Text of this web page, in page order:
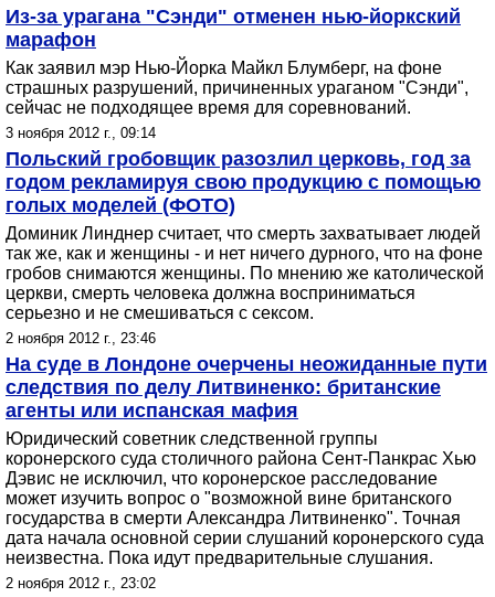
Из-за урагана "Сэнди" отменен нью-йоркский
марафон
Как заявил мэр Нью-Йорка Майкл Блумберг, на фоне
страшных разрушений, причиненных ураганом "Сэнди",
сейчас не подходящее время для соревнований.
3 ноября 2012 г., 09:14
Польский гробовщик разозлил церковь, год за
годом рекламируя свою продукцию с помощью
голых моделей (ФОТО)
Доминик Линднер считает, что смерть захватывает людей
так же, как и женщины - и нет ничего дурного, что на фоне
гробов снимаются женщины. По мнению же католической
церкви, смерть человека должна восприниматься
серьезно и не смешиваться с сексом.
2 ноября 2012 г., 23:46
На суде в Лондоне очерчены неожиданные пути
следствия по делу Литвиненко: британские
агенты или испанская мафия
Юридический советник следственной группы
коронерского суда столичного района Сент-Панкрас Хью
Дэвис не исключил, что коронерское расследование
может изучить вопрос о "возможной вине британского
государства в смерти Александра Литвиненко". Точная
дата начала основной серии слушаний коронерского суда
неизвестна. Пока идут предварительные слушания.
2 ноября 2012 г., 23:02